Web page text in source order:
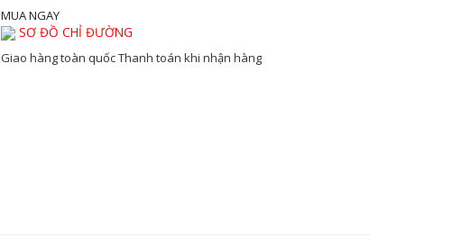
MUA NGAY
SƠ ĐỒ CHỈ ĐƯỜNG
Giao hàng toàn quốcThanh toán khi nhận hàng